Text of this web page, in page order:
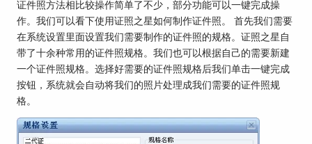
证件照方法相比较操作简单了不少，部分功能可以一键完成操
作。我们可以看下使用证照之星如何制作证件照。 首先我们需要
在系统设置里面设置我们需要制作的证件照的规格。证照之星自
带了十余种常用的证件照规格。我们也可以根据自己的需要新建
一个证件照规格。选择好需要的证件照规格后我们单击一键完成
按钮，系统就会自动将我们的照片处理成我们需要的证件照规
格。